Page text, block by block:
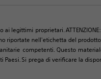
legittimi proprietari.
riportate nell'etichetta del
competenti. Questo
Si prega di verificare la